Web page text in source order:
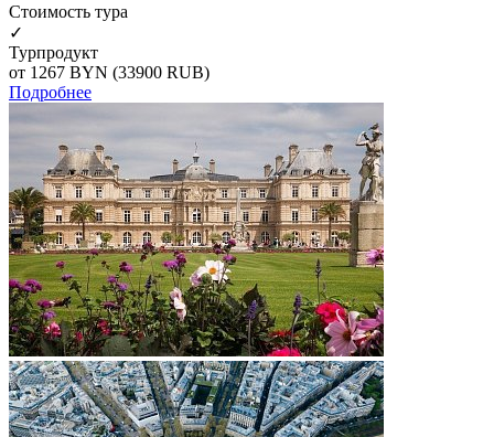
Cтоимость тура
✓
Турпродукт
от 1267 BYN (33900 RUB)
Подробнее